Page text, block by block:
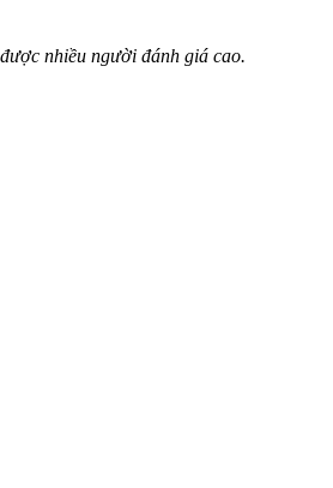
nhiều người đánh giá cao.